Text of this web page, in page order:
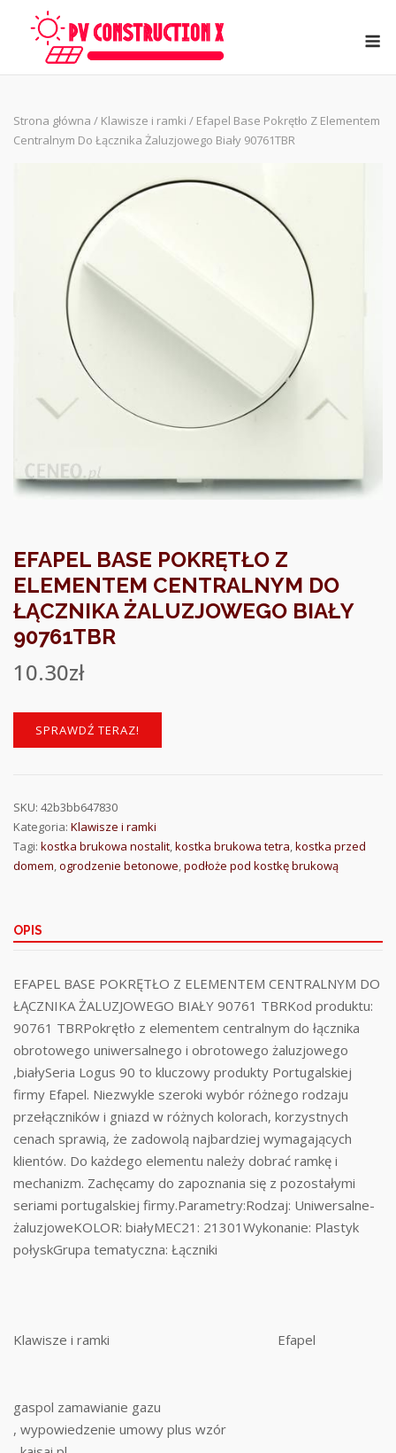
Strona główna / Klawisze i ramki / Efapel Base Pokrętło Z Elementem
Centralnym Do Łącznika Żaluzjowego Biały 90761TBR
EFAPEL BASE POKRĘTŁO Z
ELEMENTEM CENTRALNYM DO
ŁĄCZNIKA ŻALUZJOWEGO BIAŁY
90761TBR
10.30zł
SPRAWDŹ TERAZ!
SKU: 42b3bb647830
Kategoria: Klawisze i ramki
Tagi: kostka brukowa nostalit,kostka brukowa tetra,kostka przed
domem,ogrodzenie betonowe,podłoże pod kostkę brukową
OPIS
EFAPEL BASE POKRĘTŁO Z ELEMENTEM CENTRALNYM DO
ŁĄCZNIKA ŻALUZJOWEGO BIAŁY 90761 TBRKod produktu:
90761 TBRPokrętło z elementem centralnym do łącznika
obrotowego uniwersalnego i obrotowego żaluzjowego
,białySeria Logus 90 to kluczowy produkty Portugalskiej
firmy Efapel. Niezwykle szeroki wybór różnego rodzaju
przełączników i gniazd w różnych kolorach, korzystnych
cenach sprawią, że zadowolą najbardziej wymagających
klientów. Do każdego elementu należy dobrać ramkę i
mechanizm. Zachęcamy do zapoznania się z pozostałymi
seriami portugalskiej firmy.Parametry:Rodzaj: Uniwersalne-
żaluzjoweKOLOR: białyMEC21: 21301Wykonanie: Plastyk
połyskGrupa tematyczna: Łączniki
Klawisze i ramki Efapel
gaspol zamawianie gazu
, wypowiedzenie umowy plus wzór